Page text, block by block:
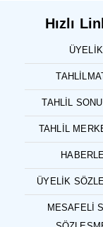
Hızlı
ÜYELIK
TAHLIL
TAHLIL
ÜYELIK
MESAFELI